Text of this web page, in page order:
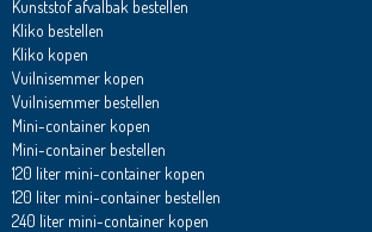
Kunststof afvalbak bestellen
Kliko bestellen
Kliko kopen
Vuilnisemmer kopen
Vuilnisemmer bestellen
Mini-container kopen
Mini-container bestellen
120 liter mini-container kopen
120 liter mini-container bestellen
240 liter mini-container kopen